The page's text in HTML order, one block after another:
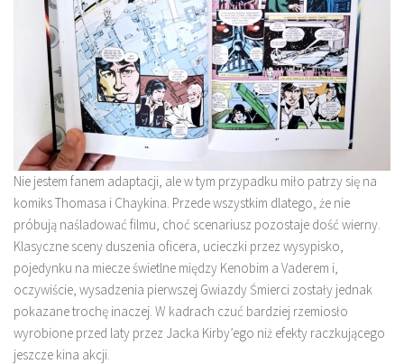
Nie jestem fanem adaptacji, ale w tym przypadku miło patrzy się na
komiks Thomasa i Chaykina. Przede wszystkim dlatego, że nie
próbują naśladować filmu, choć scenariusz pozostaje dość wierny.
Klasyczne sceny duszenia oficera, ucieczki przez wysypisko,
pojedynku na miecze świetlne między Kenobim a Vaderem i,
oczywiście, wysadzenia pierwszej Gwiazdy Śmierci zostały jednak
pokazane trochę inaczej. W kadrach czuć bardziej rzemiosło
wyrobione przed laty przez Jacka Kirby’ego niż efekty raczkującego
jeszcze kina akcji.